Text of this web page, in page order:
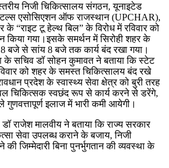
निजी चिकित्सालय संगठन, यूनाइटेड
एसोसिएशन ऑफ राजस्थान (UPCHAR),
के “राइट टू हेल्थ बिल” के विरोध में रविवार को
किया गया।इसके समर्थन में सिरोही शहर के
बजे से सांय 8 बजे तक कार्य बंद रखा गया।
के सचिव डॉ सोहन कुमावत ने बताया कि स्टेट
को शहर के समस्त चिकित्सालय बंद रखे
प्रदेश के स्वास्थ्य सेवा क्षेत्र को बुरी तरह
चिकित्सक स्वछंद रूप से कार्य करने से डरेंगे,
इलाज में भारी कमी आयेगी।
राजेश मालवीय ने बताया कि राज्य सरकार
सेवा उपलब्ध कराने के बजाय, निजी
जिम्मेदारी बिना पुनर्भुगतान की व्यवस्था के